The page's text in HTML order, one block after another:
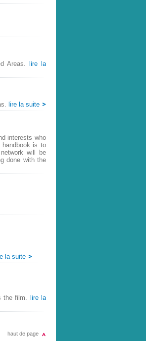
Areas.
lire la
lire la suite
interests who
handbook is to
will be
done with the
la suite
the film.
lire la
haut de page